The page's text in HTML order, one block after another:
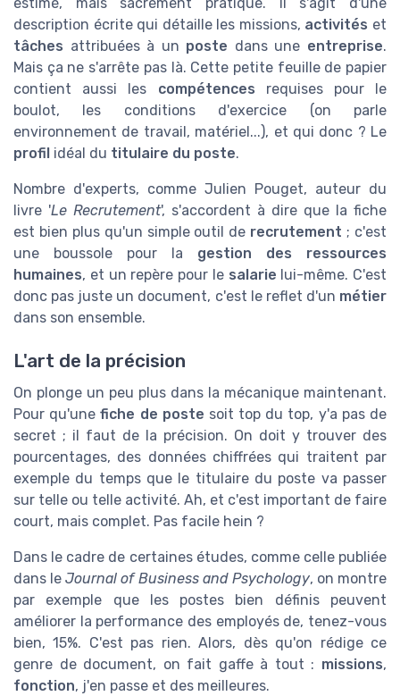
description écrite qui détaille les missions, activités et
tâches attribuées à un poste dans une entreprise.
Mais ça ne s'arrête pas là. Cette petite feuille de papier
contient aussi les compétences requises pour le
boulot, les conditions d'exercice (on parle
environnement de travail, matériel...), et qui donc ? Le
profil idéal du titulaire du poste.
Nombre d'experts, comme Julien Pouget, auteur du
livre 'Le Recrutement', s'accordent à dire que la fiche
est bien plus qu'un simple outil de recrutement ; c'est
une boussole pour la gestion des ressources
humaines, et un repère pour le salarie lui-même. C'est
donc pas juste un document, c'est le reflet d'un métier
dans son ensemble.
L'art de la précision
On plonge un peu plus dans la mécanique maintenant.
Pour qu'unefiche de poste soit top du top, y'a pas de
secret ; il faut de la précision. On doit y trouver des
pourcentages, des données chiffrées qui traitent par
exemple du temps que le titulaire du poste va passer
sur telle ou telle activité. Ah, et c'est important de faire
court, mais complet. Pas facile hein ?
Dans le cadre de certaines études, comme celle publiée
dans leJournal of Business and Psychology, on montre
par exemple que les postes bien définis peuvent
améliorer la performance des employés de, tenez-vous
bien, 15%. C'est pas rien. Alors, dès qu'on rédige ce
genre de document, on fait gaffe à tout : missions,
fonction, j'en passe et des meilleures.